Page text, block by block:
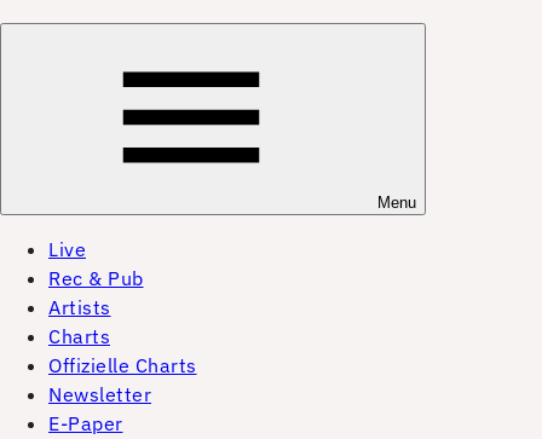
Menu
Live
Rec & Pub
Artists
Charts
Offizielle Charts
Newsletter
E-Paper